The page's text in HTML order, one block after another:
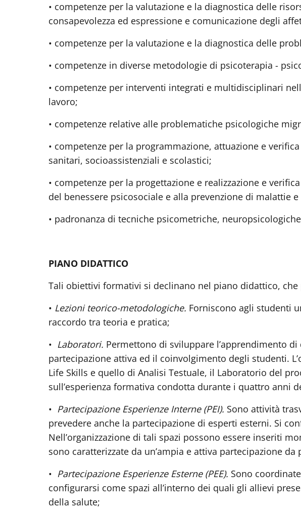
• competenze per la valutazione e la diagnostica delle
consapevolezza ed espressione e comunicazione degli
• competenze per la valutazione e la diagnostica delle
• competenze in diverse metodologie di psicoterapia -
• competenze per interventi integrati e multidisciplinari
lavoro;
• competenze relative alle problematiche psicologiche
• competenze per la programmazione, attuazione e
sanitari, socioassistenziali e scolastici;
• competenze per la progettazione e realizzazione e
del benessere psicosociale e alla prevenzione di malattie
• padronanza di tecniche psicometriche,
PIANO DIDATTICO
Tali obiettivi formativi si declinano nel piano didattico, che
• Lezioni teorico-metodologiche. Forniscono agli studenti
raccordo tra teoria e pratica;
• Laboratori. Permettono di sviluppare l’apprendimento
partecipazione attiva ed il coinvolgimento degli studenti.
Life Skills e quello di Analisi Testuale, il Laboratorio del
sull’esperienza formativa condotta durante i quattro anni
• Partecipazione Esperienze Interne (PEI). Sono attività
prevedere anche la partecipazione di esperti esterni. Si
Nell’organizzazione di tali spazi possono essere inseriti
sono caratterizzate da un’ampia e attiva partecipazione
• Partecipazione Esperienze Esterne (PEE). Sono
configurarsi come spazi all’interno dei quali gli allievi
della salute;